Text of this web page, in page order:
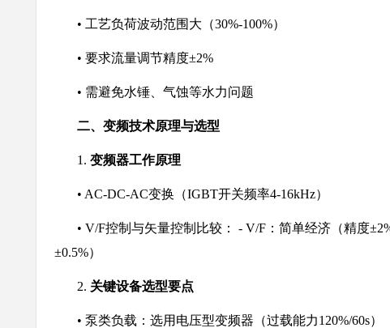
• 工艺负荷波动范围大（30%-100%）
• 要求流量调节精度±2%
• 需避免水锤、气蚀等水力问题
二、变频技术原理与选型
1. 变频器工作原理
• AC-DC-AC变换（IGBT开关频率4-16kHz）
• V/F控制与矢量控制比较： - V/F：简单经济（精度
±0.5%）
2. 关键设备选型要点
• 泵类负载：选用电压型变频器（过载能力120%/60s）